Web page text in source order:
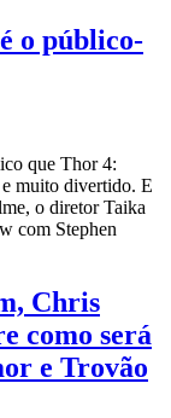
o público-
que Thor 4:
muito divertido. E
o diretor Taika
com Stephen
Chris
como será
e Trovão